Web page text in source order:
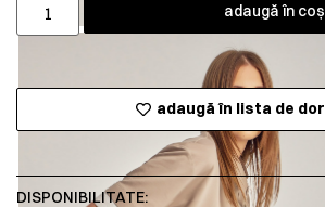
adaugă în coș
adaugă în lista de
DISPONIBILITATE: